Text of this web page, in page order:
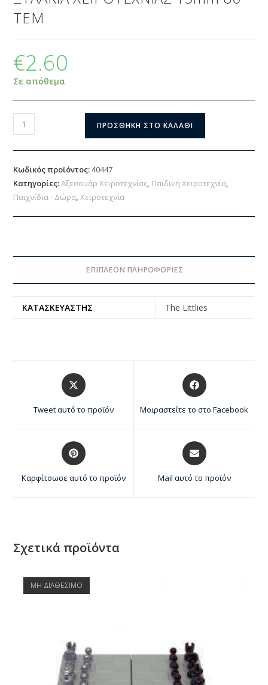
ΤΕΜ
€2.60
Σε απόθεμα
ΠΡΟΣΘΉΚΗ ΣΤΟ ΚΑΛΆΘΙ
Κωδικός προϊόντος:40447
Κατηγορίες:Αξεσουάρ Χειροτεχνίας, Παιδική Χειροτεχνία,
Παιχνίδια - Δώρα,Χειροτεχνία
ΕΠΙΠΛΈΟΝ ΠΛΗΡΟΦΟΡΊΕΣ
ΚΑΤΑΣΚΕΥΑΣΤΉΣ The Littlies
Tweet αυτό το προϊόν Μοιραστείτε το στο Facebook
Καρφίτσωσε αυτό το προϊόν Mail αυτό το προϊόν
Σχετικά προϊόντα
ΜΗ ΔΙΑΘΕΣΙΜΟ